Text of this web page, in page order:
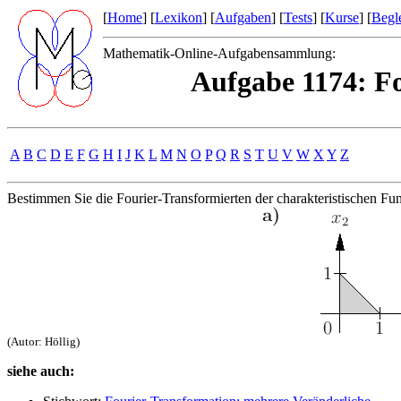
[Home] [Lexikon] [Aufgaben] [Tests] [Kurse] [
Mathematik-Online-Aufgabensammlung:
Aufgabe 1174:
A B C D E F G H I J K L M N O P Q R S T U V W X Y Z
Bestimmen Sie die Fourier-Transformierten der charakteristischen
(Autor: Höllig)
siehe auch: